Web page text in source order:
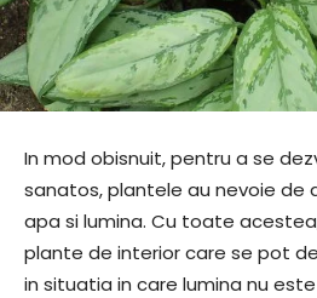
In mod obisnuit, pentru a se
sanatos, plantele au nevoie de
apa si lumina. Cu toate
plante de interior care se pot
in situatia in care lumina nu